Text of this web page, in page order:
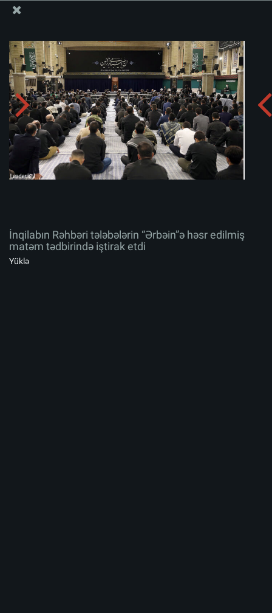
İnqilabın Rəhbəri tələbələrin “Ərbəin”ə həsr edilmiş
matəm tədbirində iştirak etdi
Albomu yüklə:
İnqilabın Rəhbəri tələbələrin “Ərbəin”ə həsr edilmiş
matəm tədbirində iştirak etdi
Yüklə